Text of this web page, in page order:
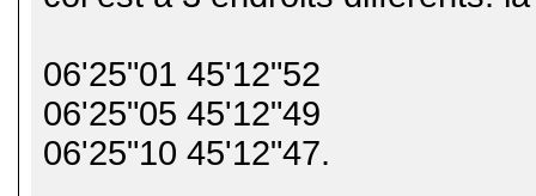
06'25"01 45'12"52
06'25"05 45'12"49
06'25"10 45'12"47.